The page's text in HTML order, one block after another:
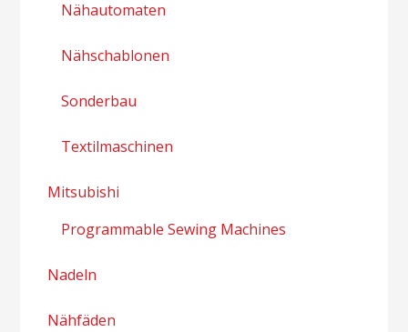
Nähautomaten
Nähschablonen
Sonderbau
Textilmaschinen
Mitsubishi
Programmable Sewing Machines
Nadeln
Nähfäden